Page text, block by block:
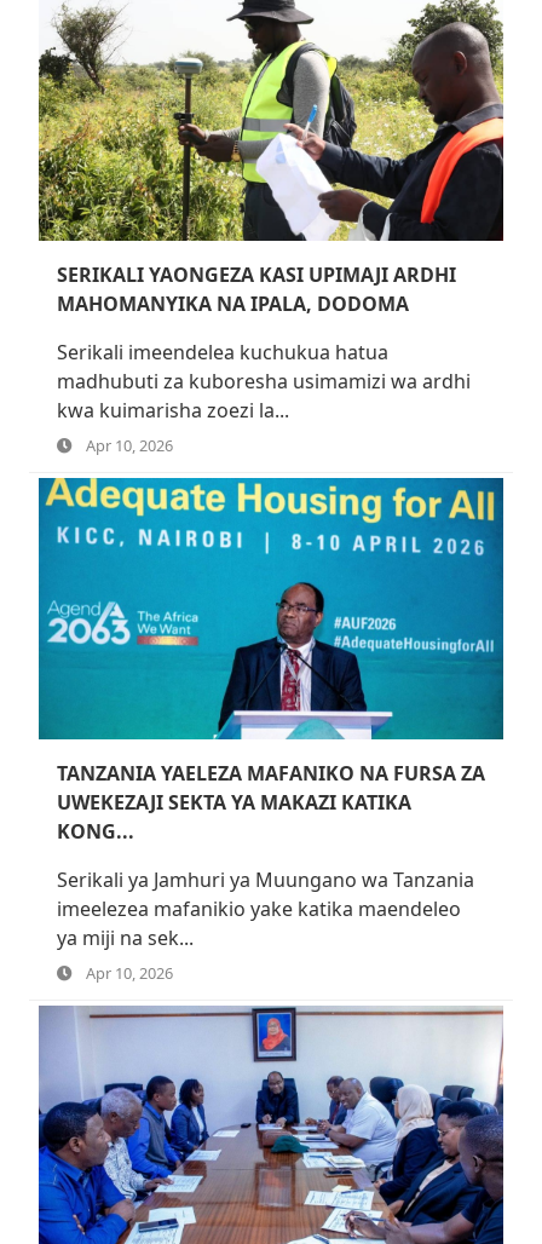
SERIKALI YAONGEZA KASI UPIMAJI ARDHI
MAHOMANYIKA NA IPALA, DODOMA
Serikali imeendelea kuchukua hatua
madhubuti za kuboresha usimamizi wa ardhi
kwa kuimarisha zoezi la...
Apr 10, 2026
TANZANIA YAELEZA MAFANIKO NA FURSA ZA
UWEKEZAJI SEKTA YA MAKAZI KATIKA
KONG...
Serikali ya Jamhuri ya Muungano wa Tanzania
imeelezea mafanikio yake katika maendeleo
ya miji na sek...
Apr 10, 2026